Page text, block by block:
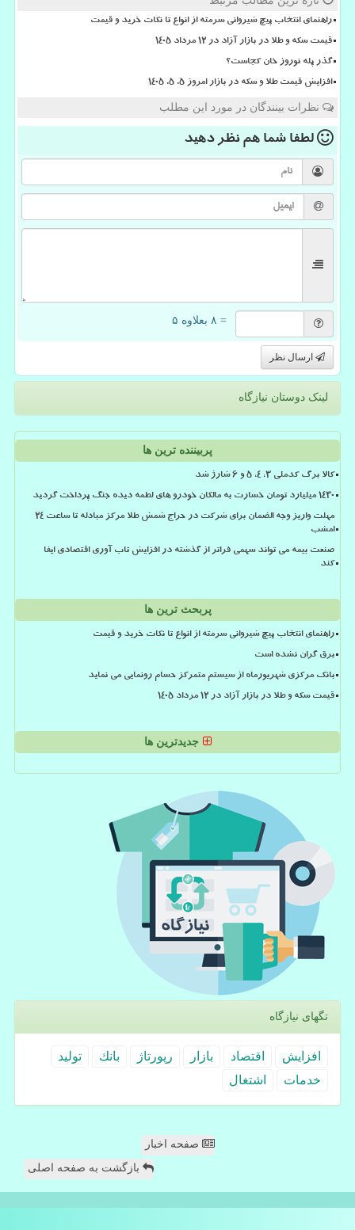
راهنمای انتخاب پیچ شیروانی سرمته از انواع تا نکات خرید و قیمت
قیمت سکه و طلا در بازار آزاد در ۱۲ مرداد ۱۴۰۵
گذر پله نوروز خان کجاست؟
افزایش قیمت طلا و سکه در بازار امروز ۵. ۵. ۱۴۰۵
نظرات بینندگان در مورد این مطلب
لطفا شما همنظر دهید
= ۸ بعلاوه ۵
ارسال نظر
لینک دوستان نیازگاه
پربیننده ترین ها
کالا برگ کدملی 3، 4، 5 و 6 شارژ شد
۱۴۳۰ میلیارد تومان خسارت به مالکان خودرو های لطمه دیده جنگ پرداخت گردید
مهلت واریز وجه الضمان برای شرکت در حراج شمش طلا مرکز مبادله تا ساعت ۲۴
امشب
صنعت بیمه می تواند سهمی فراتر از گذشته در افزایش تاب آوری اقتصادی ایفا
کند
پربحث ترین ها
راهنمای انتخاب پیچ شیروانی سرمته از انواع تا نکات خرید و قیمت
برق گران نشده است
بانک مرکزی شهریورماه از سیستم متمرکز حسام رونمایی می نماید
قیمت سکه و طلا در بازار آزاد در ۱۲ مرداد ۱۴۰۵
جدیدترین ها
تگهای نیازگاه
افزایش اقتصاد بازار رپورتاژ بانك
تولید
خدمات
اشتغال
صفحه اخبار
بازگشت به صفحه اصلی